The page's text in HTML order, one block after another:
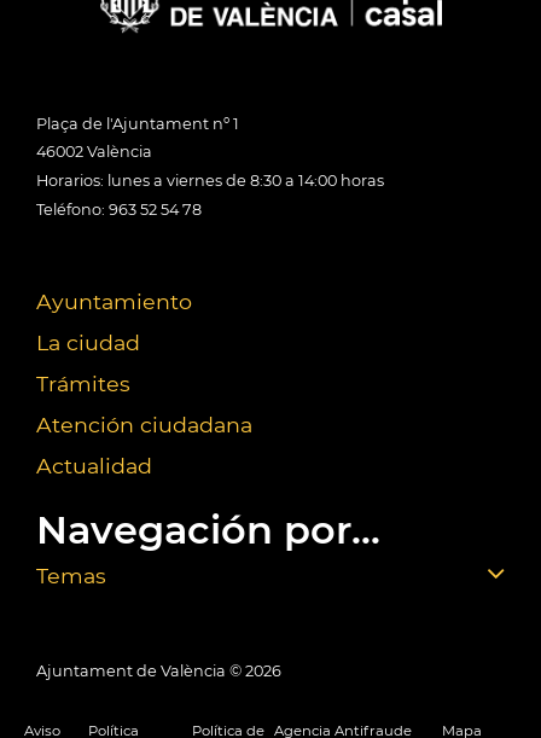
Plaça de l'Ajuntament nº 1
46002 València
Horarios: lunes a viernes de 8:30 a 14:00 horas
Teléfono: 963 52 54 78
Ayuntamiento
La ciudad
Trámites
Atención ciudadana
Actualidad
Navegación por...
Temas
Ajuntament de València © 2026
Aviso Política Política de Agencia Antifraude Mapa